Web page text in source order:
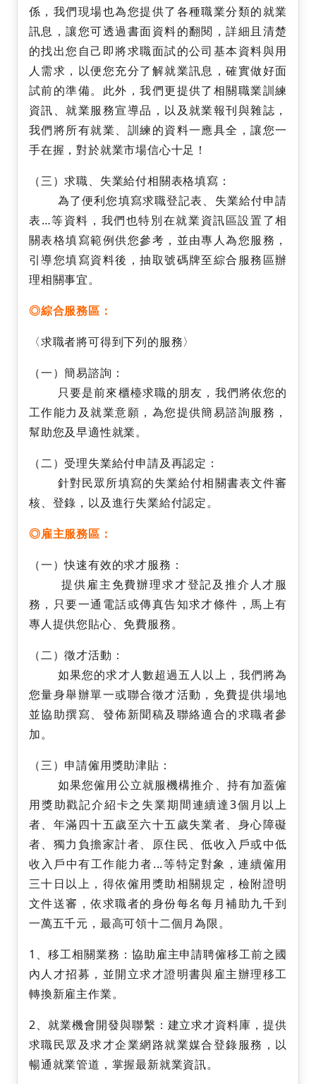
係，我們現場也為您提供了各種職業分類的就業
訊息，讓您可透過書面資料的翻閱，詳細且清楚
的找出您自己即將求職面試的公司基本資料與用
人需求，以便您充分了解就業訊息，確實做好面
試前的準備。此外，我們更提供了相關職業訓練
資訊、就業服務宣導品，以及就業報刊與雜誌，
我們將所有就業、訓練的資料一應具全，讓您一
手在握，對於就業市場信心十足！
（三）求職、失業給付相關表格填寫：
為了便利您填寫求職登記表、失業給付申請
表…等資料，我們也特別在就業資訊區設置了相
關表格填寫範例供您參考，並由專人為您服務，
引導您填寫資料後，抽取號碼牌至綜合服務區辦
理相關事宜。
◎綜合服務區：
〈求職者將可得到下列的服務〉
（一）簡易諮詢：
只要是前來櫃檯求職的朋友，我們將依您的
工作能力及就業意願，為您提供簡易諮詢服務，
幫助您及早適性就業。
（二）受理失業給付申請及再認定：
針對民眾所填寫的失業給付相關書表文件審
核、登錄，以及進行失業給付認定。
◎雇主服務區：
（一）快速有效的求才服務：
提供雇主免費辦理求才登記及推介人才服
務，只要一通電話或傳真告知求才條件，馬上有
專人提供您貼心、免費服務。
（二）徵才活動：
如果您的求才人數超過五人以上，我們將為
您量身舉辦單一或聯合徵才活動，免費提供場地
並協助撰寫、發佈新聞稿及聯絡適合的求職者參
加。
（三）申請僱用獎助津貼：
如果您僱用公立就服機構推介、持有加蓋僱
用獎助戳記介紹卡之失業期間連續達3個月以上
者、年滿四十五歲至六十五歲失業者、身心障礙
者、獨力負擔家計者、原住民、低收入戶或中低
收入戶中有工作能力者...等特定對象，連續僱用
三十日以上，得依僱用獎助相關規定，檢附證明
文件送審，依求職者的身份每名每月補助九千到
一萬五千元，最高可領十二個月為限。
1、移工相關業務：協助雇主申請聘僱移工前之國
內人才招募，並開立求才證明書與雇主辦理移工
轉換新雇主作業。
2、就業機會開發與聯繫：建立求才資料庫，提供
求職民眾及求才企業網路就業媒合登錄服務，以
暢通就業管道，掌握最新就業資訊。